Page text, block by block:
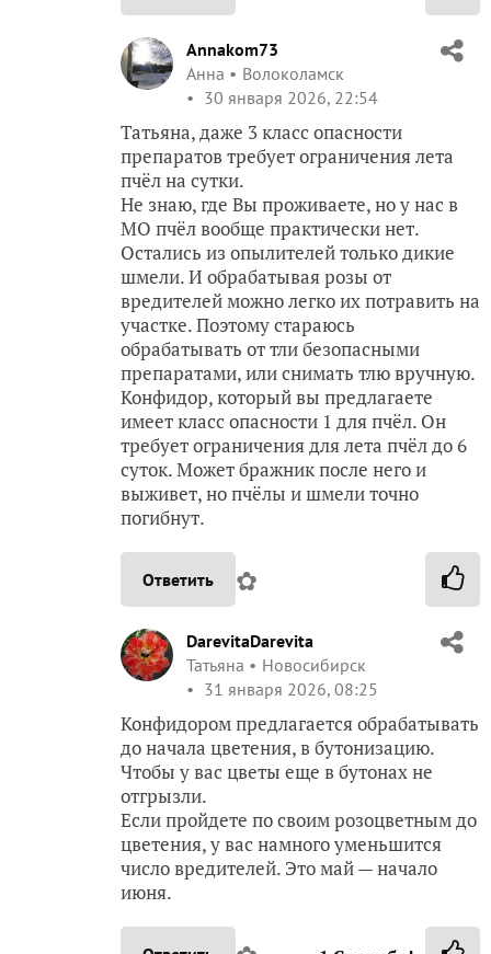
Annakom73
Анна
Волоколамск
30 января 2026, 22:54
Татьяна, даже 3 класс опасности
препаратов требует ограничения лета
пчёл на сутки.
Не знаю, где Вы проживаете, но у нас в
МО пчёл вообще практически нет.
Остались из опылителей только дикие
шмели. И обрабатывая розы от
вредителей можно легко их потравить на
участке. Поэтому стараюсь
обрабатывать от тли безопасными
препаратами, или снимать тлю вручную.
Конфидор, который вы предлагаете
имеет класс опасности 1 для пчёл. Он
требует ограничения для лета пчёл до 6
суток. Может бражник после него и
выживет, но пчёлы и шмели точно
погибнут.
Ответить ✿
DarevitaDarevita
Татьяна
Новосибирск
31 января 2026, 08:25
Конфидором предлагается обрабатывать
до начала цветения, в бутонизацию.
Чтобы у вас цветы еще в бутонах не
отгрызли.
Если пройдете по своим розоцветным до
цветения, у вас намного уменьшится
число вредителей. Это май — начало
июня.